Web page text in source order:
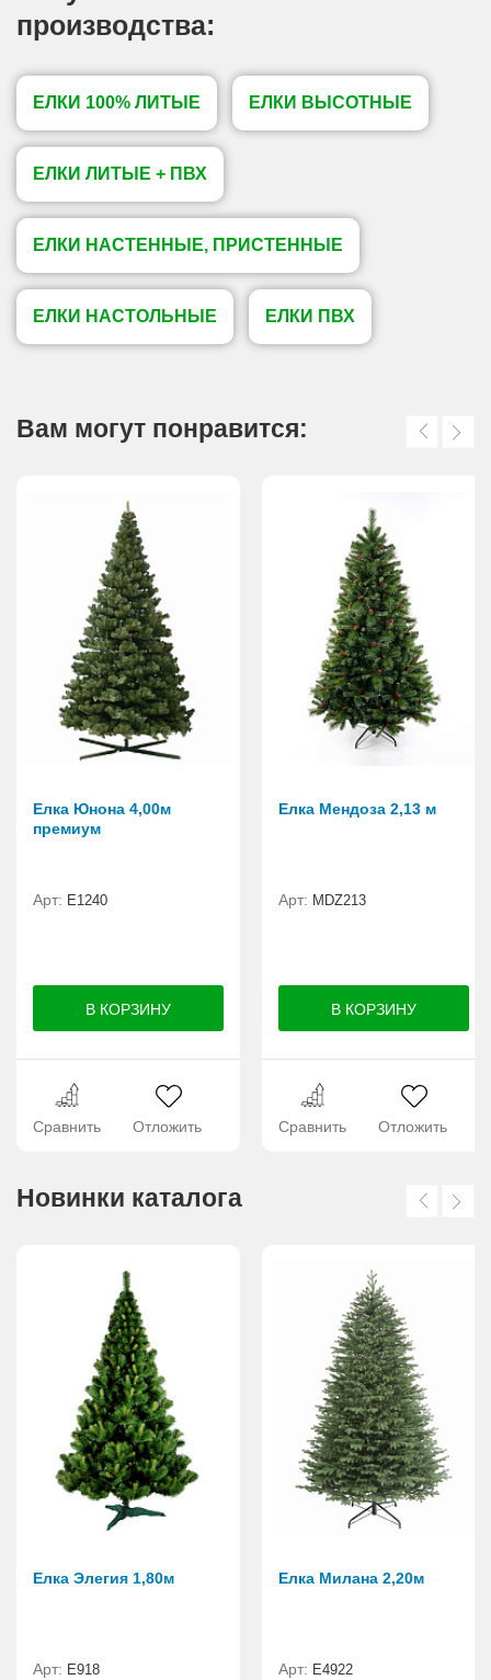
производства:
ЕЛКИ 100% ЛИТЫЕ ЕЛКИ ВЫСОТНЫЕ
ЕЛКИ ЛИТЫЕ + ПВХ
ЕЛКИ НАСТЕННЫЕ, ПРИСТЕННЫЕ
ЕЛКИ НАСТОЛЬНЫЕ ЕЛКИ ПВХ
Вам могут понравится:
Елка Юнона 4,00м
премиум
Арт: E1240
Сравнить Отложить
Елка Мендоза 2,13 м
Арт: MDZ213
Сравнить Отложить
Новинки каталога
Елка Элегия 1,80м
Арт: E918
Елка Милана 2,20м
Арт: Е4922